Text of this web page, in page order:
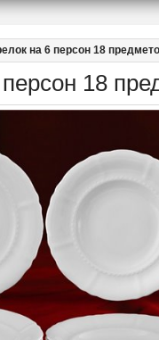
на 6 персон 18
18